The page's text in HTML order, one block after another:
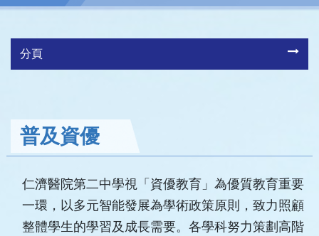
分頁
普及資優
仁濟醫院第二中學視「資優教育」為優質教育重要
一環，以多元智能發展為學術政策原則，致力照顧
整體學生的學習及成長需要。各學科努力策劃高階